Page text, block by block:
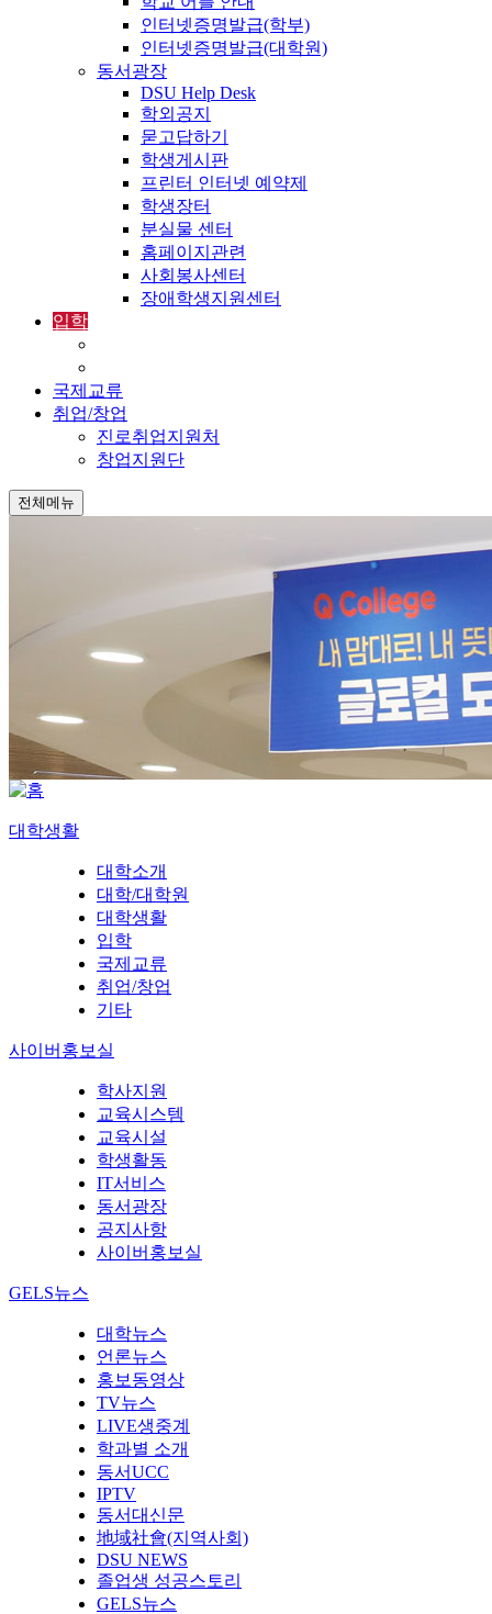
인터넷증명발급(학부)
인터넷증명발급(대학원)
동서광장
DSU Help Desk
학외공지
묻고답하기
학생게시판
프린터 인터넷 예약제
학생장터
분실물 센터
홈페이지관련
사회봉사센터
장애학생지원센터
입학
국제교류
취업/창업
진로취업지원처
창업지원단
전체메뉴
대학생활
대학소개
대학/대학원
대학생활
입학
국제교류
취업/창업
기타
사이버홍보실
학사지원
교육시스템
교육시설
학생활동
IT서비스
동서광장
공지사항
사이버홍보실
GELS뉴스
대학뉴스
언론뉴스
홍보동영상
TV뉴스
LIVE생중계
학과별 소개
동서UCC
IPTV
동서대신문
地域社會(지역사회)
DSU NEWS
졸업생 성공스토리
GELS뉴스